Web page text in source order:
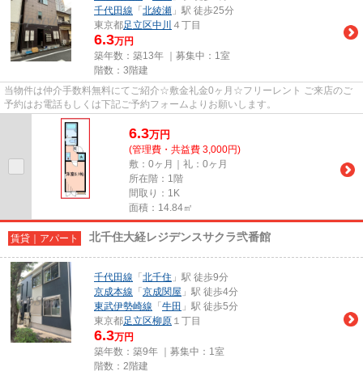
千代田線 「 北綾瀬 」駅 徒歩25分
東京都足立区中川 ４丁目
6.3万円
築年数：築13年 ｜募集中： 1室
階数：3階建
当物件は仲介手数料無料にてご紹介☆敷金礼金0ヶ月☆フリーレント ご来店のご
予約はお電話もしくは下記ご予約フォームよりお願いします。
6.3万円
(管理費・共益費 3,000円)
敷：0ヶ月｜礼：0ヶ月
所在階：1階
間取り：1K
面積：14.84㎡
賃貸｜アパート 北千住大経レジデンスサクラ弐番館
千代田線 「 北千住 」駅 徒歩9分
京成本線 「 京成関屋 」駅 徒歩4分
東武伊勢崎線 「 牛田 」駅 徒歩5分
東京都足立区柳原 １丁目
6.3万円
築年数：築9年 ｜募集中： 1室
階数：2階建